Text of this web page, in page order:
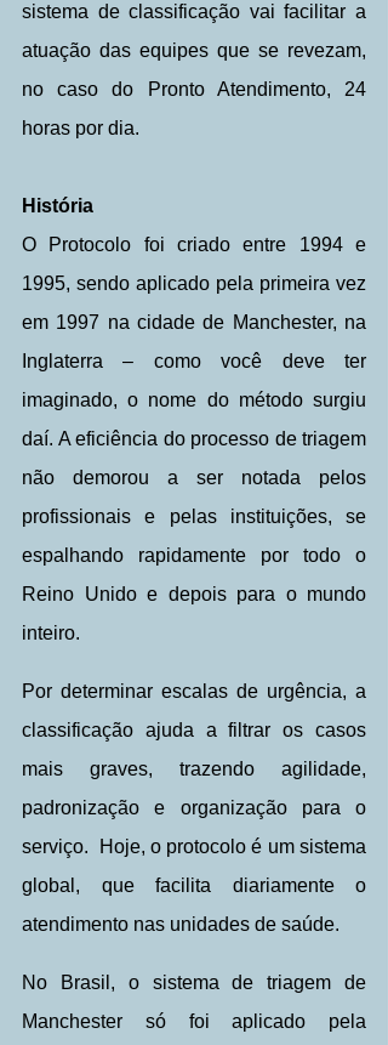
sistema de classificação vai facilitar a
atuação das equipes que se revezam,
no caso do Pronto Atendimento, 24
horas por dia.
História
O Protocolo foi criado entre 1994 e
1995, sendo aplicado pela primeira vez
em 1997 na cidade de Manchester, na
Inglaterra – como você deve ter
imaginado, o nome do método surgiu
daí. A eficiência do processo de triagem
não demorou a ser notada pelos
profissionais e pelas instituições, se
espalhando rapidamente por todo o
Reino Unido e depois para o mundo
inteiro.
Por determinar escalas de urgência, a
classificação ajuda a filtrar os casos
mais graves, trazendo agilidade,
padronização e organização para o
serviço.  Hoje, o protocolo é um sistema
global, que facilita diariamente o
atendimento nas unidades de saúde.
No Brasil, o sistema de triagem de
Manchester só foi aplicado pela